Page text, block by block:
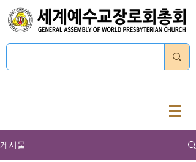
게시물